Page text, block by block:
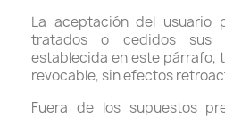
La aceptación del usuario
tratados o cedidos sus
establecida en este párrafo,
revocable, sin efectos
Fuera de los supuestos